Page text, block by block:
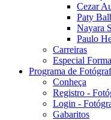
Cezar
Paty
Nayara
Paulo
Carreiras
Especial
Programa de
Conheça
Registro -
Login -
Gabaritos